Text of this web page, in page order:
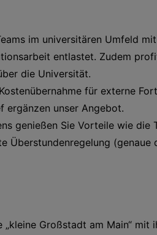
im universitären Umfeld
entlastet. Zudem
die Universität.
für externe
ergänzen unser Angebot.
genießen Sie Vorteile wie
Überstundenregelung
Großstadt am Main“